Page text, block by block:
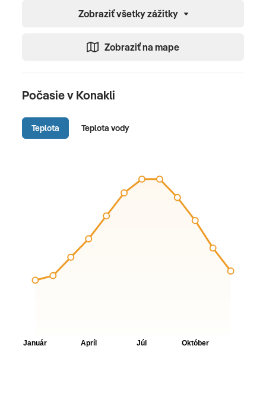
Zobraziť všetky zážitky
Zobraziť na mape
Počasie v Konakli
Teplota Teplota vody